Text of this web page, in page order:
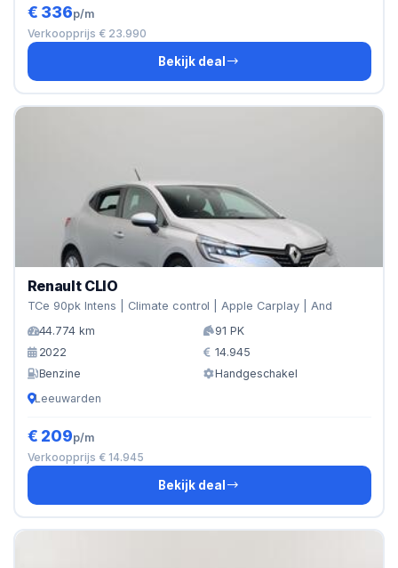
€ 336p/m
Verkoopprijs € 23.990
Bekijk deal
Renault CLIO
TCe 90pk Intens | Climate control | Apple Carplay | And
44.774 km
91 PK
2022
14.945
Benzine
Handgeschakel
Leeuwarden
€ 209p/m
Verkoopprijs € 14.945
Bekijk deal